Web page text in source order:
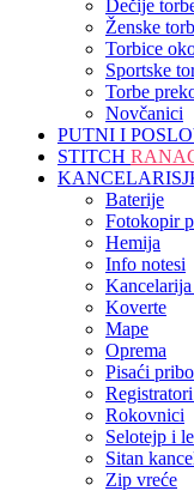
Dečije
Ženske
Torbice
Sportske
Torbe
Novčanici
PUTNI I
STITCH
Baterije
Fotokopir
Hemija
Info notesi
Kancelarija
Koverte
Mape
Oprema
Pisaći
Rokovnici
Selotejp i
Sitan
Zip vreće